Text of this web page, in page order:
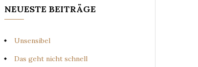
NEUESTE BEITRÄGE
Unsensibel
Das geht nicht schnell